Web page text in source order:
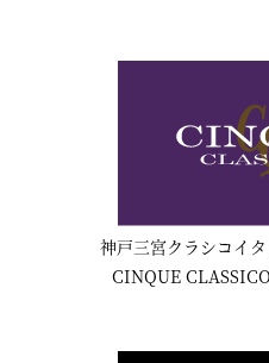
神戸三宮クラシコイ
CINQUE CLASSICO